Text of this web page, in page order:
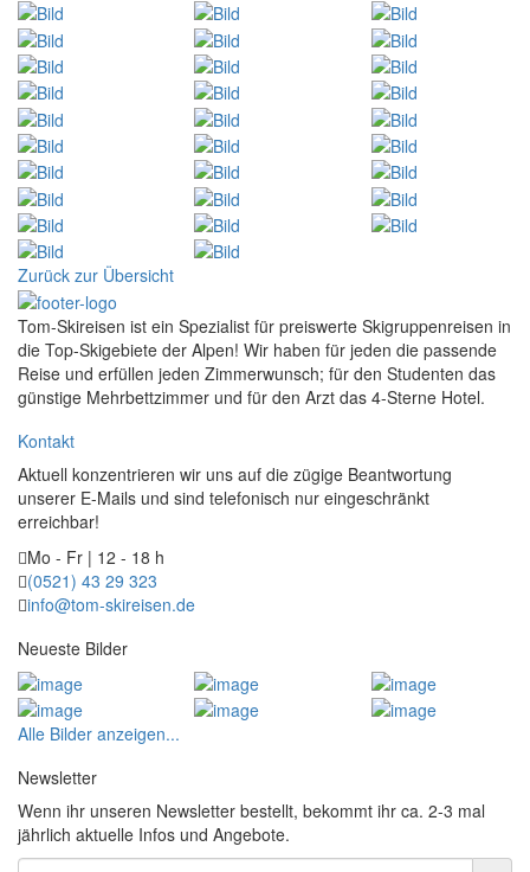
Zurück zur Übersicht
Tom-Skireisen ist ein Spezialist für preiswerte Skigruppenreisen in
die Top-Skigebiete der Alpen! Wir haben für jeden die passende
Reise und erfüllen jeden Zimmerwunsch; für den Studenten das
günstige Mehrbettzimmer und für den Arzt das 4-Sterne Hotel.
Kontakt
Aktuell konzentrieren wir uns auf die zügige Beantwortung
unserer E-Mails und sind telefonisch nur eingeschränkt
erreichbar!
Mo - Fr | 12 - 18 h
(0521) 43 29 323
info@tom-skireisen.de
Neueste Bilder
Alle Bilder anzeigen...
Newsletter
Wenn ihr unseren Newsletter bestellt, bekommt ihr ca. 2-3 mal
jährlich aktuelle Infos und Angebote.